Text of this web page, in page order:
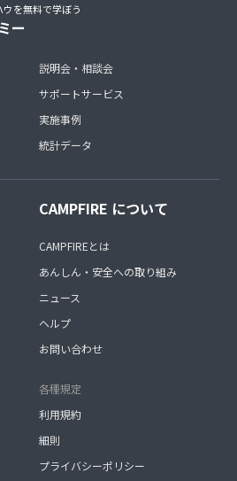
を無料で学ぼう
ー
説明会・相談会
サポートサービス
実施事例
統計データ
CAMPFIRE について
CAMPFIREとは
あんしん・安全への取り組み
ニュース
ヘルプ
お問い合わせ
各種規定
利用規約
細則
プライバシーポリシー